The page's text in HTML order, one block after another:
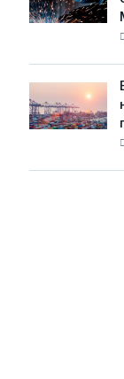
БМК
произвели
трамвайных
путей
Москвы
Ярославля
объявил